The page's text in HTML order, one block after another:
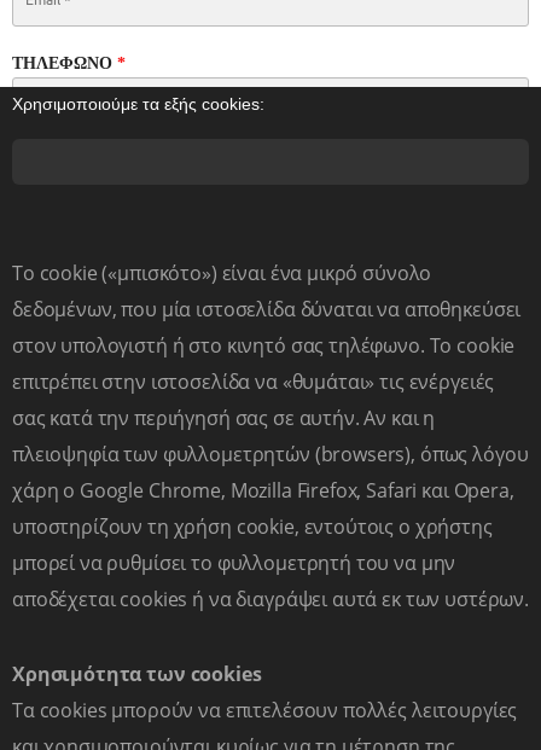
ΤΗΛΕΦΩΝΟ *
ΗΛΙΚΙΑ ΠΑΙΔΙΟΥ *
Αποδέχομαι τουςΌρους Χρήσης
Χρησιμοποιούμε τα εξής cookies:
Το cookie («μπισκότο») είναι ένα μικρό σύνολο
δεδομένων, που μία ιστοσελίδα δύναται να αποθηκεύσει
στον υπολογιστή ή στο κινητό σας τηλέφωνο. Το cookie
επιτρέπει στην ιστοσελίδα να «θυμάται» τις ενέργειές
σας κατά την περιήγησή σας σε αυτήν. Αν και η
πλειοψηφία των φυλλομετρητών (browsers), όπως λόγου
χάρη ο Google Chrome, Mozilla Firefox, Safari και Opera,
υποστηρίζουν τη χρήση cookie, εντούτοις ο χρήστης
μπορεί να ρυθμίσει το φυλλομετρητή του να μην
αποδέχεται cookies ή να διαγράψει αυτά εκ των υστέρων.
Χρησιμότητα των cookies
Τα cookies μπορούν να επιτελέσουν πολλές λειτουργίες